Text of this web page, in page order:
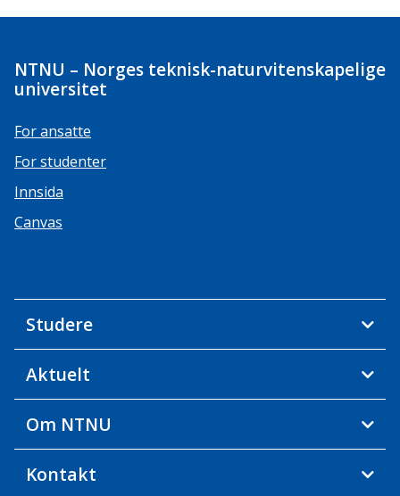
NTNU – Norges teknisk-naturvitenskapelige
universitet
For ansatte
For studenter
Innsida
Canvas
Studere
Aktuelt
Om NTNU
Kontakt